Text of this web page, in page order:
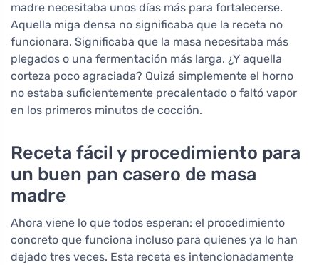
madre necesitaba unos días más para fortalecerse.
Aquella miga densa no significaba que la receta no
funcionara. Significaba que la masa necesitaba más
plegados o una fermentación más larga. ¿Y aquella
corteza poco agraciada? Quizá simplemente el horno
no estaba suficientemente precalentado o faltó vapor
en los primeros minutos de cocción.
Receta fácil y procedimiento para
un buen pan casero de masa
madre
Ahora viene lo que todos esperan: el procedimiento
concreto que funciona incluso para quienes ya lo han
dejado tres veces. Esta receta es intencionadamente